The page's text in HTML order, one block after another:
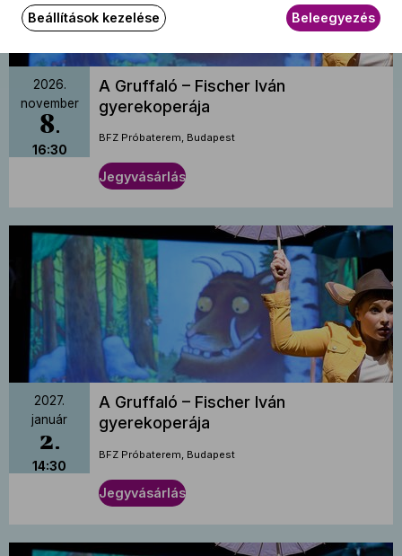
2026.
november
8
16:30
A Gruffaló – Fischer Iván
gyerekoperája
BFZ Próbaterem, Budapest
Jegyvásárlás
2027.
január
2
14:30
A Gruffaló – Fischer Iván
gyerekoperája
BFZ Próbaterem, Budapest
Jegyvásárlás
Beállítások kezelése Beleegyezés